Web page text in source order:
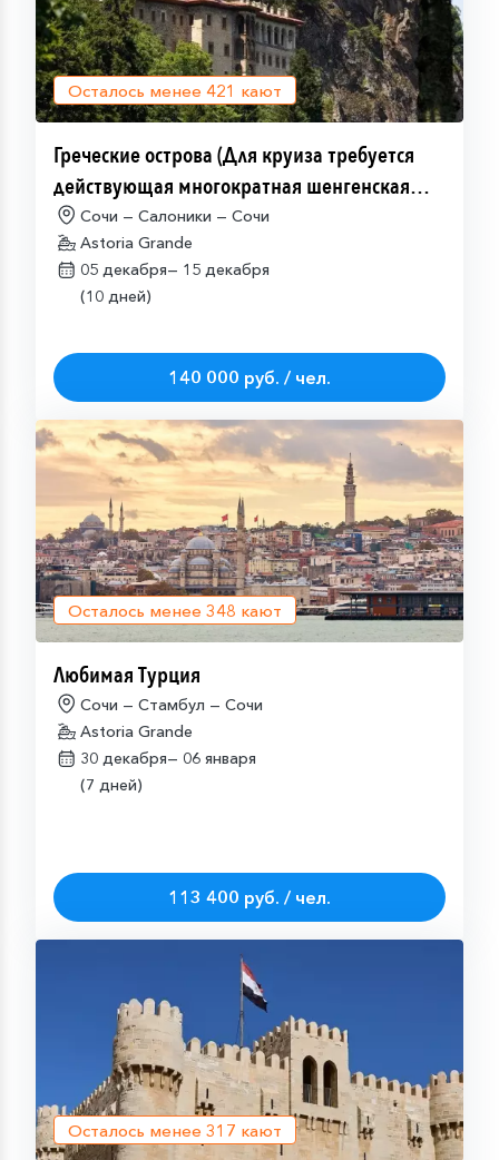
Осталось менее 421 кают
Греческие острова (Для круиза требуется
действующая многократная шенгенская
виза)Сочи — Салоники — Сочи
Astoria Grande
05 декабря— 15 декабря
(10 дней)
140 000 руб. / чел.
Осталось менее 348 кают
Любимая Турция
Сочи — Стамбул — Сочи
Astoria Grande
30 декабря— 06 января
(7 дней)
113 400 руб. / чел.
Осталось менее 317 кают